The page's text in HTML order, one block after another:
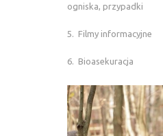
ogniska, przypadki
5. Filmy informacyjne
6. Bioasekuracja